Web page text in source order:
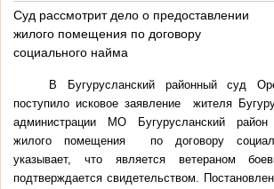
Суд рассмотрит дело о предоставлении
жилого помещения по договору
социального найма
В Бугурусланский районный суд
поступило исковое заявление жителя
администрации МО Бугурусланский
жилого помещения по договору
указывает, что является ветераном
подтверждается свидетельством.